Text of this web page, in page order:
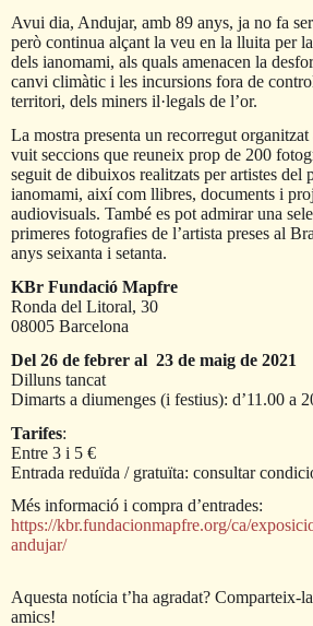
Avui dia, Andujar, amb 89 anys, ja no fa
però continua alçant la veu en la lluita per
dels ianomami, als quals amenacen la
canvi climàtic i les incursions fora de
territori, dels miners il·legals de l’or.
La mostra presenta un recorregut
vuit seccions que reuneix prop de 200
seguit de dibuixos realitzats per artistes del
ianomami, així com llibres, documents i
audiovisuals. També es pot admirar una
primeres fotografies de l’artista preses al
anys seixanta i setanta.
KBr Fundació Mapfre
Ronda del Litoral, 30
08005 Barcelona
Del 26 de febrer al 23 de maig de 2021
Dilluns tancat
Dimarts a diumenges (i festius): d’11.00 a
Tarifes:
Entre 3 i 5 €
Entrada reduïda / gratuïta: consultar
Més informació i compra d’entrades:
https://kbr.fundacionmapfre.org/ca/
andujar/
Aquesta notícia t’ha agradat? Comparteix-
amics!